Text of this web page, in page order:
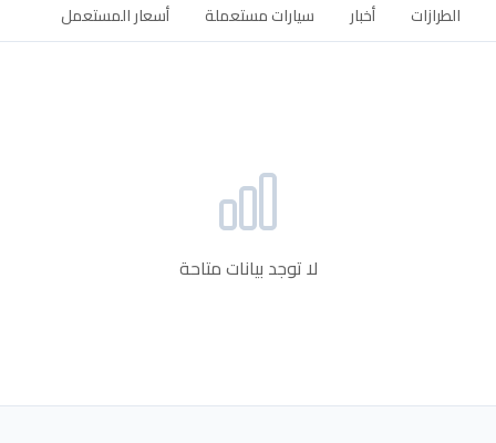
الطرازات أخبار سيارات مستعملة أسعار المستعمل
لا توجد بيانات متاحة